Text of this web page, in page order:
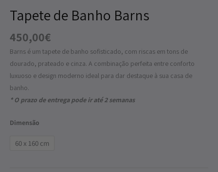
Tapete de Banho Barns
450,00€
Barns é um tapete de banho sofisticado, com riscas em tons de
dourado, prateado e cinza. A combinação perfeita entre conforto
luxuoso e design moderno ideal para dar destaque à sua casa de
banho.
* O prazo de entrega pode ir até 2 semanas
Dimensão
60 x 160 cm